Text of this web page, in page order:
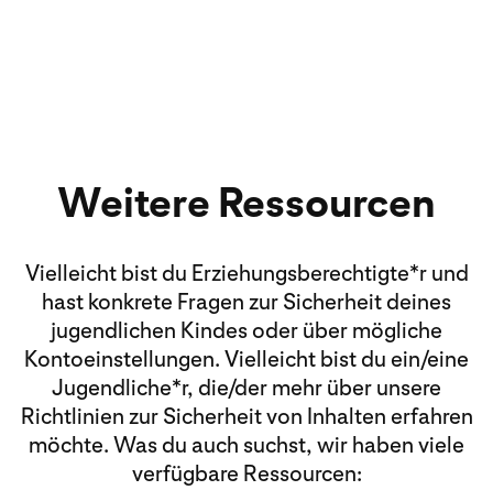
Weitere Ressourcen
Vielleicht bist du Erziehungsberechtigte*r und
hast konkrete Fragen zur Sicherheit deines
jugendlichen Kindes oder über mögliche
Kontoeinstellungen. Vielleicht bist du ein/eine
Jugendliche*r, die/der mehr über unsere
Richtlinien zur Sicherheit von Inhalten erfahren
möchte. Was du auch suchst, wir haben viele
verfügbare Ressourcen: